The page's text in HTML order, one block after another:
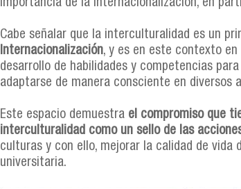
importancia de la internacionalización, en
Cabe señalar que la interculturalidad es un
Internacionalización, y es en este contexto
desarrollo de habilidades y competencias
adaptarse de manera consciente en
Este espacio demuestra el compromiso que
interculturalidad como un sello de las
culturas y con ello, mejorar la calidad de vida
universitaria.